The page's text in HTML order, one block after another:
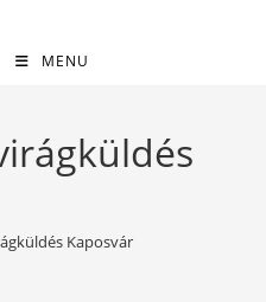
MENU
Kaposvár